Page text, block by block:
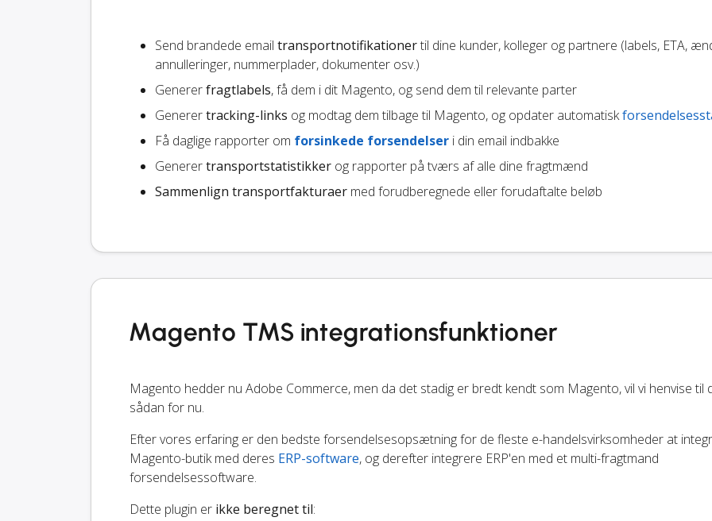
Send brandede email transportnotifikationertil dine kunder, kolleger og partnere (labels, ETA,
annulleringer, nummerplader, dokumenter osv.)
Genererfragtlabels, få dem i dit Magento, og send dem til relevante parter
Generertracking-links og modtag dem tilbage til Magento, og opdater automatisk
Få daglige rapporter om forsinkede forsendelser i din email indbakke
Generertransportstatistikker og rapporter på tværs af alle dine fragtmænd
Sammenlign transportfakturaer med forudberegnede eller forudaftalte beløb
Magento TMS integrationsfunktioner
Magento hedder nu Adobe Commerce, men da det stadig er bredt kendt som Magento, vil vi henvise til
sådan for nu.
Efter vores erfaring er den bedste forsendelsesopsætning for de fleste e-handelsvirksomheder at
Magento-butik med deres ERP-software, og derefter integrere ERP'en med et multi-fragtmand
forsendelsessoftware.
Dette plugin er ikke beregnet til: